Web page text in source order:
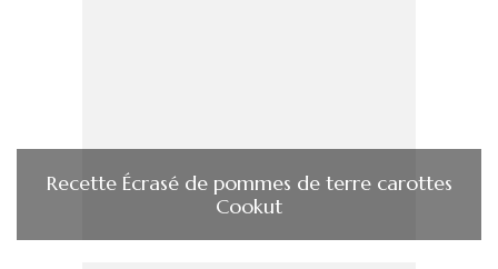
Recette Écrasé de pommes de terre carottes
Cookut